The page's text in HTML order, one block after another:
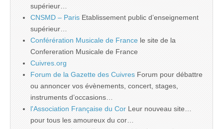
supérieur…
CNSMD – Paris Etablissement public d’enseignement
supérieur…
Conférération Musicale de France le site de la
Confereration Musicale de France
Cuivres.org
Forum de la Gazette des Cuivres Forum pour débattre
ou annoncer vos évènements, concert, stages,
instruments d’occasions…
l'Association Française du Cor Leur nouveau site…
pour tous les amoureux du cor…